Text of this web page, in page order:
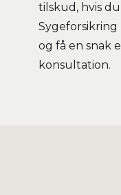
tilskud, hvis
Sygeforsikring
og få en snak
konsultation.